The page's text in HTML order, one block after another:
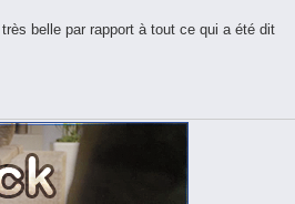
belle par rapport à tout ce qui a été dit